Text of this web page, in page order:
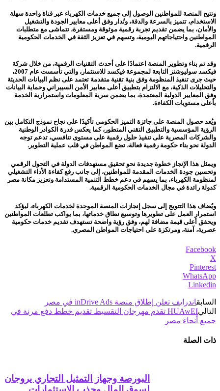
وتتيح المنصة للمواطنين الوصول إلى جميع خدمات الكهرباء عبر قناة واحدة سهلة
الاستخدام، تتميز بالسرعة والدقة، وتُدار وفق أعلى معايير الجودة والتشغيل
والأمان، بما يضمن تقديم تجربة رقمية موثوقة ومستقرة، تتماشى مع متطلبات
المواطنين واحتياجاتهم اليومية، وتسهم في تعزيز الثقة في الخدمات الحكومية
الرقمية.
وقد تم بناء وتطوير المنصة اعتمادًا على أحدث التقنيات الرقمية، من خلال شركة
فيكسد سوليوشنز التابعة لمجموعة فيكسد للاستثمار، والتي تأسست عام 2007،
حيث جرى تنفيذ المنظومة وفق بنية تقنية متقدمة تعتمد على نظم البيانات الحديثة
والتحليلات الذكية، مع الالتزام بتطبيق أعلى معايير الأمن السيبراني وحماية البيانات
وفق المعايير الدولية المعتمدة، بما يضمن سرية المعلومات واستمرارية الخدمة
بأعلى مستويات الكفاءة.
ويُعد حصول المنصة على جائزة التميز الحكومي تأكيدًا على نجاح نموذج التكامل بين
الرؤية المؤسسية والتطبيق التقني المتطور، كما يعكس قدرة الكوادر الوطنية
والشركات المصرية على تنفيذ حلول رقمية على مستوى تنافسي، تدعم توجه
الدولة نحو بناء حكومة رقمية فعالة، تضع المواطن في قلب عملية التطوير.
ويمثل هذا الإنجاز خطوة جديدة نحو تحقيق مستهدفات الدولة في التحول الرقمي
وتحسين جودة الخدمات المقدمة للمواطنين، إلى جانب رفع كفاءة الأداء التشغيلي
لمنظومة الكهرباء، بما يسهم في دعم خطط التنمية المستدامة وتعزيز مكانة مصر
كدولة رائدة في مجال الخدمات الحكومية الرقمية.
ويُضاف هذا التتويج إلى سجل إنجازات المنصة الموحدة لخدمات الكهرباء، ليؤكد
استمرار العمل على تطويرها وتوسيع نطاق خدماتها، بما يواكب تطلعات المواطنين
ويحقق أعلى قيمة مضافة لهم، وفق رؤية واضحة تستهدف تقديم خدمات حكومية
عصرية، آمنة، ومرتكزة على احتياجات المواطن المصري.
Facebook
X
Pinterest
WhatsApp
Linkedin
السابقاندرايف تعلن إطلاق منصة inDrive Ads في مصر
التالي
HUAwEI تقدم مهرجان التقسيط تقديم خطط دفع مرنة في
جميع أنحاء مصر
ذات الصلة
البورصة وجهاز التمثيل التجاري يروجان